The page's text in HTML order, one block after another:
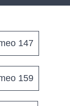
147
159